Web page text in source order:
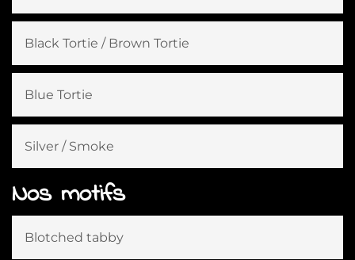
Black Tortie / Brown Tortie
Blue Tortie
Silver / Smoke
Nos motifs
Blotched tabby